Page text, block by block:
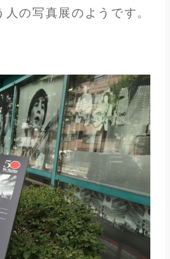
人の写真展のようです。